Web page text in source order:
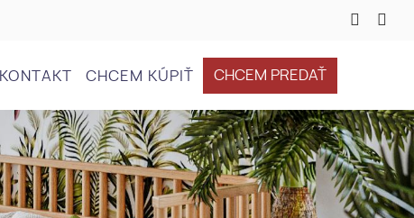
KONTAKT CHCEM KÚPIŤ CHCEM PREDAŤ